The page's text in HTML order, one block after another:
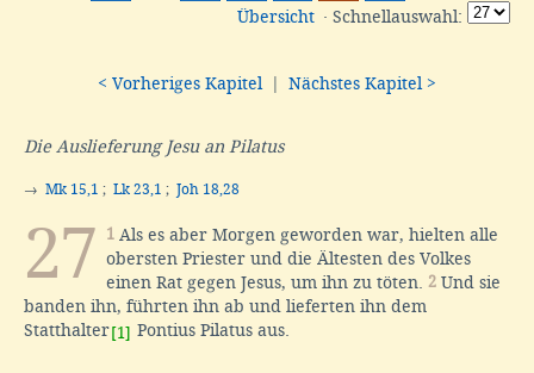
Übersicht · Schnellauswahl:
< Vorheriges Kapitel Nächstes Kapitel >
Die Auslieferung Jesu an Pilatus
→ Mk 15,1 ; Lk 23,1 ; Joh 18,28
27 1 Als es aber Morgen geworden war, hielten alle
obersten Priester und die Ältesten des Volkes
einen Rat gegen Jesus, um ihn zu töten. 2 Und sie
banden ihn, führten ihn ab und lieferten ihn dem
Statthalter [1] Pontius Pilatus aus.